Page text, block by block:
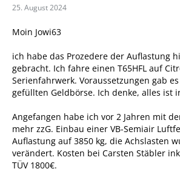
25. August 2024
Moin Jowi63
ich habe das Prozedere der Auflastung
gebracht. Ich fahre einen T65HFL auf
Serienfahrwerk. Voraussetzungen gab
gefüllten Geldbörse. Ich denke, alles ist
Angefangen habe ich vor 2 Jahren mit
mehr zzG. Einbau einer VB-Semiair
Auflastung auf 3850 kg, die Achslasten
verändert. Kosten bei Carsten Stäbler
TÜV 1800€.